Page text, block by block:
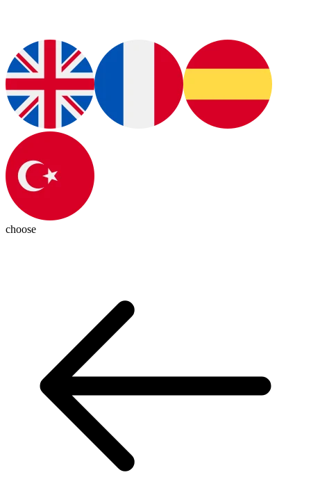
choose